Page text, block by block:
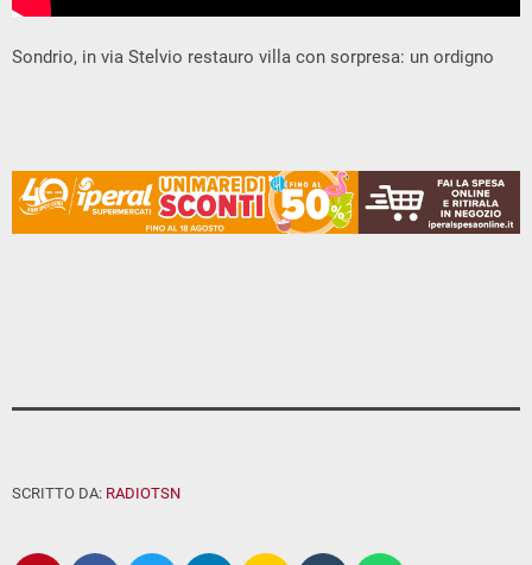
Sondrio, in via Stelvio restauro villa con sorpresa: un ordigno
SCRITTO DA: RADIOTSN